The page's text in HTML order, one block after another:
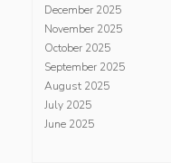
December 2025
November 2025
October 2025
September 2025
August 2025
July 2025
June 2025